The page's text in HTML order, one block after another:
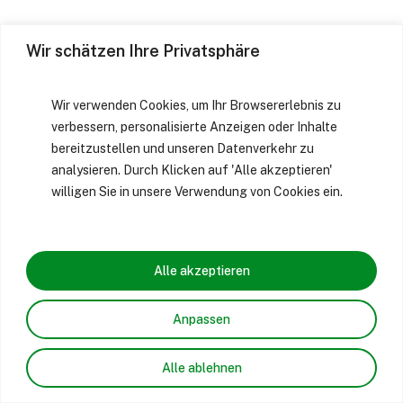
Wir schätzen Ihre Privatsphäre
Wir verwenden Cookies, um Ihr Browsererlebnis zu
verbessern, personalisierte Anzeigen oder Inhalte
bereitzustellen und unseren Datenverkehr zu
analysieren. Durch Klicken auf 'Alle akzeptieren'
willigen Sie in unsere Verwendung von Cookies ein.
Anpassen
Alle ablehnen
Alle akzeptieren